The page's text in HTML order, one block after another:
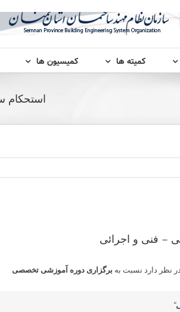
کمیته ها کمیسیون ها
استحکام
– فنی و اجرائی
نظر دارد نسبت به برگزاری دوره آموزشی تخصصی
“